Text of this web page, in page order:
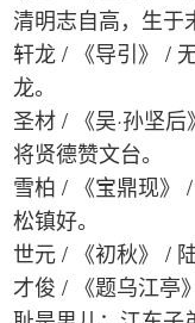
清明志自高，生于
轩龙 / 《导引》 /
龙。
圣材 / 《吴·孙坚
将贤德赞文台。
雪柏 / 《宝鼎现》
松镇好。
世元 / 《初秋》 /
才俊 / 《题乌江亭